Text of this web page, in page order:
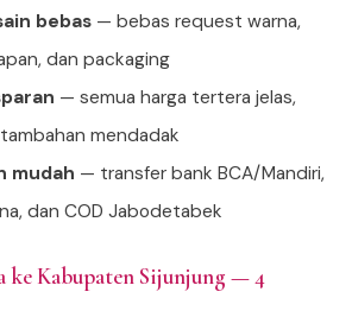
bebas— bebas request warna,
dan packaging
— semua harga tertera jelas,
mendadak
mudah — transfer bank BCA/Mandiri,
dan COD Jabodetabek
ke Kabupaten Sijunjung — 4